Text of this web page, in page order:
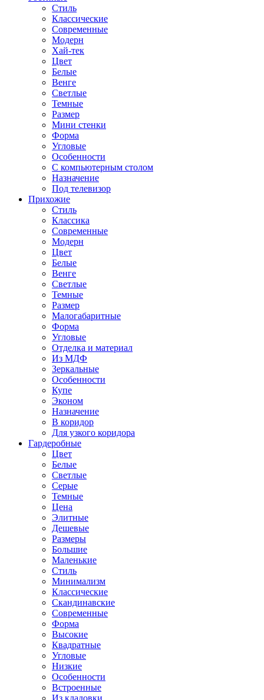
Стиль
Классические
Современные
Модерн
Хай-тек
Цвет
Белые
Венге
Светлые
Темные
Размер
Мини стенки
Форма
Угловые
Особенности
С компьютерным столом
Назначение
Под телевизор
Прихожие
Стиль
Классика
Современные
Модерн
Цвет
Белые
Венге
Светлые
Темные
Размер
Малогабаритные
Форма
Угловые
Отделка и материал
Из МДФ
Зеркальные
Особенности
Купе
Эконом
Назначение
В коридор
Для узкого коридора
Гардеробные
Цвет
Белые
Светлые
Серые
Темные
Цена
Элитные
Дешевые
Размеры
Большие
Маленькие
Стиль
Минимализм
Классические
Скандинавские
Современные
Форма
Высокие
Квадратные
Угловые
Низкие
Особенности
Встроенные
Из кладовки